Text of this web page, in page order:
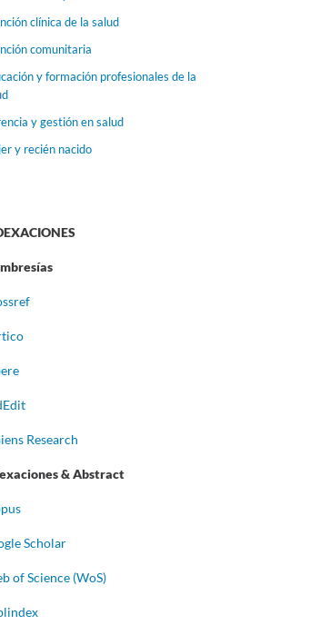
clínica de la salud
comunitaria
y formación profesionales de la
y gestión en salud
y recién nacido
Research
& Abstract
Scholar
of Science (WoS)